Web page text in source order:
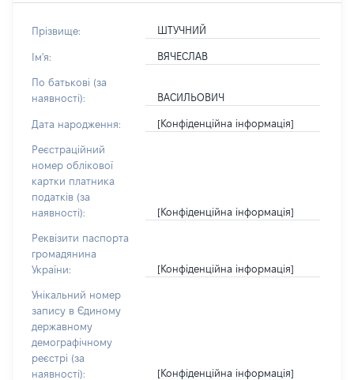
Прізвище: ШТУЧНИЙ
Ім'я: ВЯЧЕСЛАВ
По батькові (за
наявності):
ВАСИЛЬОВИЧ
Дата народження: [Конфіденційна інформація]
Реєстраційний
номер облікової
картки платника
податків (за
наявності):
[Конфіденційна інформація]
Реквізити паспорта
громадянина
України:
[Конфіденційна інформація]
Унікальний номер
запису в Єдиному
державному
демографічному
реєстрі (за
наявності):
[Конфіденційна інформація]